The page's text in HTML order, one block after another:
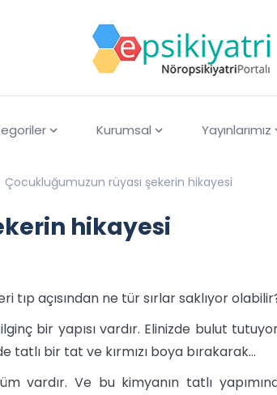
Kurumsal Yayınlarımız
Çocukluğumuzun rüyası şekerin hikayesi
hikayesi
tıp açısından ne tür sırlar saklıyor
bir yapısı vardır. Elinizde bulut
bir tat ve kırmızı boya bırakarak…
vardır. Ve bu kimyanın tatlı